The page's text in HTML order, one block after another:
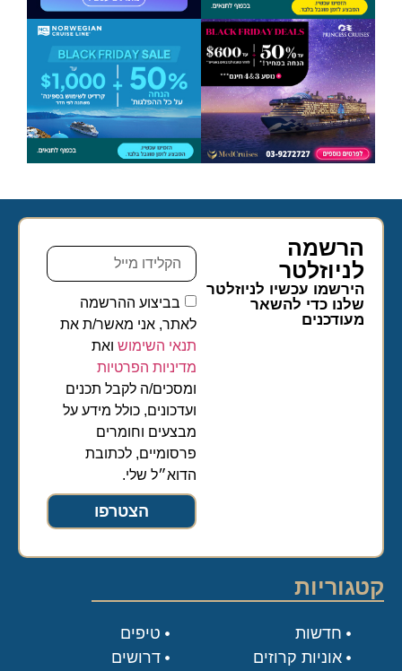
הרשמה
לניוזלטר​
הירשמו עכשיו לניוזלטר
שלנו כדי להשאר
מעודכנים
בביצוע ההרשמה
לאתר, אני מאשר/ת את
תנאי השימושואת
מדיניות הפרטיות
ומסכים/ה לקבל תכנים
ועדכונים, כולל מידע על
מבצעים וחומרים
פרסומיים, לכתובת
הדוא״ל שלי.
הצטרפו
קטגוריות
טיפים
דרושים
חדשות
אוניות קרוזים